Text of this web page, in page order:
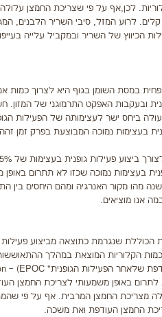
של חמצן שווה ערך ל- 4.86 קילו-קלוריות. לכן,אף על
לרוע המזל, סיבי השריר הלבנים,
הכיווץ של השריר ובמקביל עלייה
במסת השומן בגוף היא לצרוך כמות
ובעקבות האפקט התרמוגני של המזון.
ביחס ישר לעצימותה של הפעילות
בעצימות נמוכה שכזו לא תתרום באופן
מהו מקור האנרגיה ומהם היחסים
אנו מוציאים.
הכוללת שנגרמת כתוצאה מביצוע
הקלוריות המוצאת במהלך
באופן משמעותי לצריכת החמצן
מאמץ גופני שיהיה בעצימות של 70% ומעלה מצריכת
החמצן העודפת ואת משכה.